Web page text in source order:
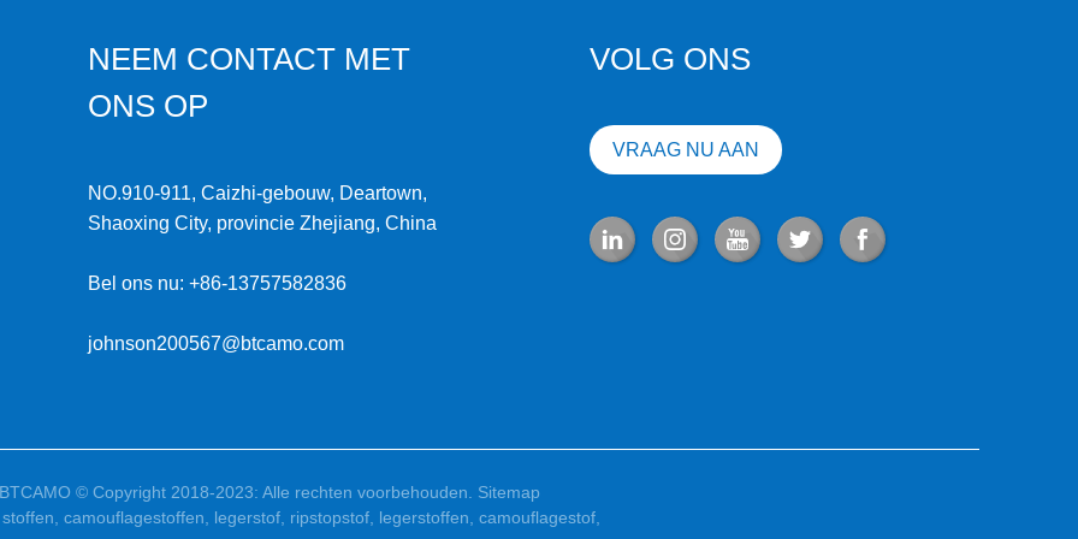
NEEM CONTACT MET
ONS OP
NO.910-911, Caizhi-gebouw, Deartown,
Shaoxing City, provincie Zhejiang, China
Bel ons nu: +86-13757582836
johnson200567@btcamo.com
VOLG ONS
VRAAG NU AAN
BTCAMO © Copyright 2018-2023: Alle rechten voorbehouden.
Sitemap
camouflagestoffen legerstof ripstopstof legerstoffen camouflagestof